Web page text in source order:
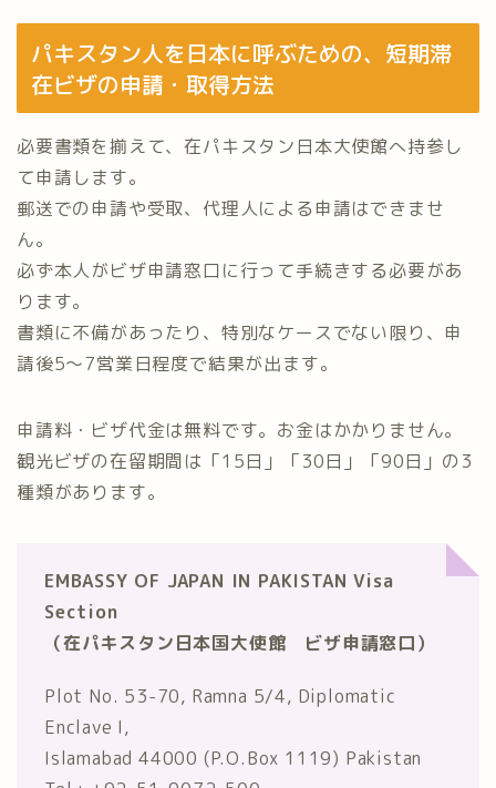
パキスタン人を日本に呼ぶための、短期滞
在ビザの申請・取得方法
必要書類を揃えて、在パキスタン日本大使館へ持参し
て申請します。
郵送での申請や受取、代理人による申請はできませ
ん。
必ず本人がビザ申請窓口に行って手続きする必要があ
ります。
書類に不備があったり、特別なケースでない限り、申
請後5〜7営業日程度で結果が出ます。
申請料・ビザ代金は無料です。お金はかかりません。
観光ビザの在留期間は「15日」「30日」「90日」の3
種類があります。
EMBASSY OF JAPAN IN PAKISTAN Visa
Section
（在パキスタン日本国大使館 ビザ申請窓口）
Plot No. 53-70, Ramna 5/4, Diplomatic
Enclave I,
Islamabad 44000 (P.O.Box 1119) Pakistan